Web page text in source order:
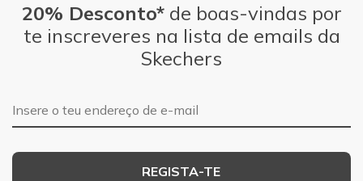
20% Desconto*de boas-vindas por
te inscreveres na lista de emails da
Skechers
Endereço de e-mail
REGISTA-TE